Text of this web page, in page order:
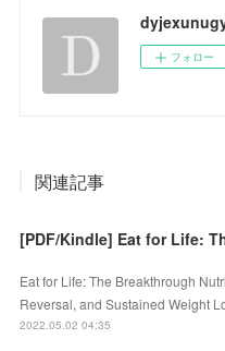
フォロー
関連記事
[PDF/Kindle] Eat for Life:
Eat for Life: The Breakthrough
Reversal, and Sustained Weight
2022.05.02 04:35